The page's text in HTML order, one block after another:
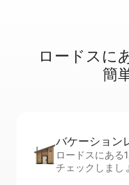
ロードスに⁠
簡⁠
バケーション
ロードスにある
チェックしまし